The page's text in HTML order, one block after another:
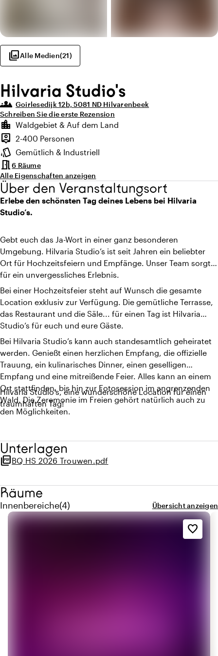
photo_libraryAlle Medien(21)
Hilvaria Studio's
groups_3 Goirlesedijk 12b, 5081 ND Hilvarenbeek
Schreiben Sie die erste Rezension
Highlights
location_city
Lage und Umgebung
Waldgebiet & Auf dem Land
person_pin
Kapazität
2-400 Personen
style
Ambiente
Gemütlich & Industriell
meeting_room6 Räume
Alle Eigenschaften anzeigen
Über den Veranstaltungsort
Erlebe den schönsten Tag deines Lebens bei Hilvaria
Studio’s.
Gebt euch das Ja-Wort in einer ganz besonderen
Umgebung. Hilvaria Studio’s ist seit Jahren ein beliebter
Ort für Hochzeitsfeiern und Empfänge. Unser Team sorgt
für ein unvergessliches Erlebnis.
Bei einer Hochzeitsfeier steht auf Wunsch die gesamte
Location exklusiv zur Verfügung. Die gemütliche Terrasse,
das Restaurant und die Säle... für einen Tag ist Hilvaria
Studio’s für euch und eure Gäste.
Bei Hilvaria Studio’s kann auch standesamtlich geheiratet
werden. Genießt einen herzlichen Empfang, die offizielle
Trauung, ein kulinarisches Dinner, einen geselligen
Empfang und eine mitreißende Feier. Alles kann an einem
Ort stattfinden, bis hin zur Fotosession im angrenzenden
Wald. Die Zeremonie im Freien gehört natürlich auch zu
den Möglichkeiten.
Hilvaria Studio’s, eine wunderschöne Location für einen
traumhaften Tag!
Unterlagen
picture_as_pdfBQ HS 2026 Trouwen.pdf
Räume
Innenbereiche
Menge innenbereiche: 4
(4) Übersicht anzeigen
favorite_border